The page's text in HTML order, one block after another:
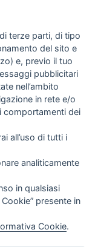
terze parti, di tipo
del sito e
e, previo il tuo
pubblicitari
nell’ambito
in rete e/o
comportamenti dei
all’uso di tutti i
analiticamente
in qualsiasi
presente in
Cookie.